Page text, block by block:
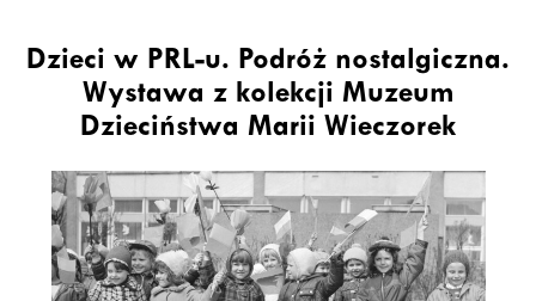
Dzieci w PRL-u. Podróż nostalgiczna.
Wystawa z kolekcji Muzeum
Dzieciństwa Marii Wieczorek